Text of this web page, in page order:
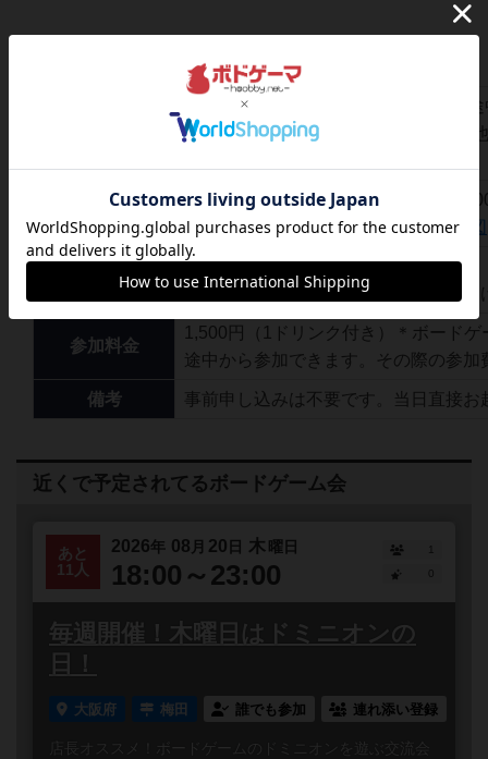
毎週日曜18:00〜21:00 （途中参加・
＊21:00以降も追加料金ナシで人狼や
JELLYJELLYCAFE心斎橋店（〒542-
橋1-12-19エイトビルヂング5F）
地図
人数
人狼参加者各店舗約15名
＊ボードゲーム利用のみのお客様も受
参加料金
1,500円（1ドリンク付き）＊ボード
途中から参加できます。その際の参加
備考 事前申し込みは不要です。当日直接お
近くで予定されてるボードゲーム会
あと
11人
2026年 08 月 20 日 木曜日
18:00～23:00
1
毎週開催！木曜日はドミニオンの
日！
大阪府 梅田 誰でも参加 連れ添い登録
店長オススメ！ボードゲームのドミニオンを遊ぶ交流会